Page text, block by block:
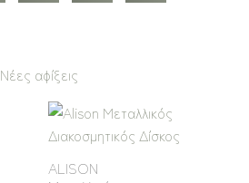
Νέες αφίξεις
ALISON